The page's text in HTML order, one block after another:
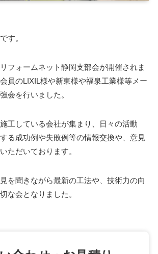
す。
フォームネット静岡支部会が開催されま
員のLIXIL様や新東様や福泉工業様等メー
会を行いました。
工している会社が集まり、日々の活動
る成功例や失敗例等の情報交換や、意見
ただいております。
を聞きながら最新の工法や、技術力の向
な会となりました。